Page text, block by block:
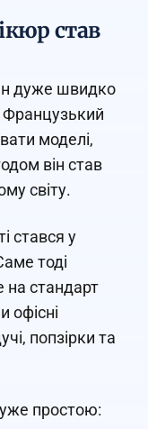
став
дуже швидко
Французький
моделі,
він став
світу.
стався у
тоді
на стандарт
офісні
попзірки та
простою: